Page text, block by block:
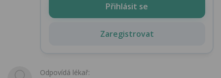
Přihlásit se
Zaregistrovat
Odpovídá lékař: